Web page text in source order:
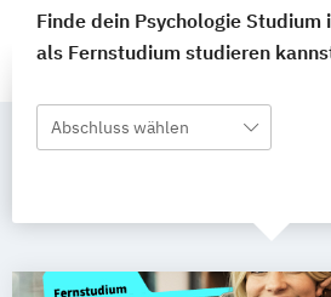
Finde dein Psychologie Studium
als Fernstudium studieren
Abschluss wählen